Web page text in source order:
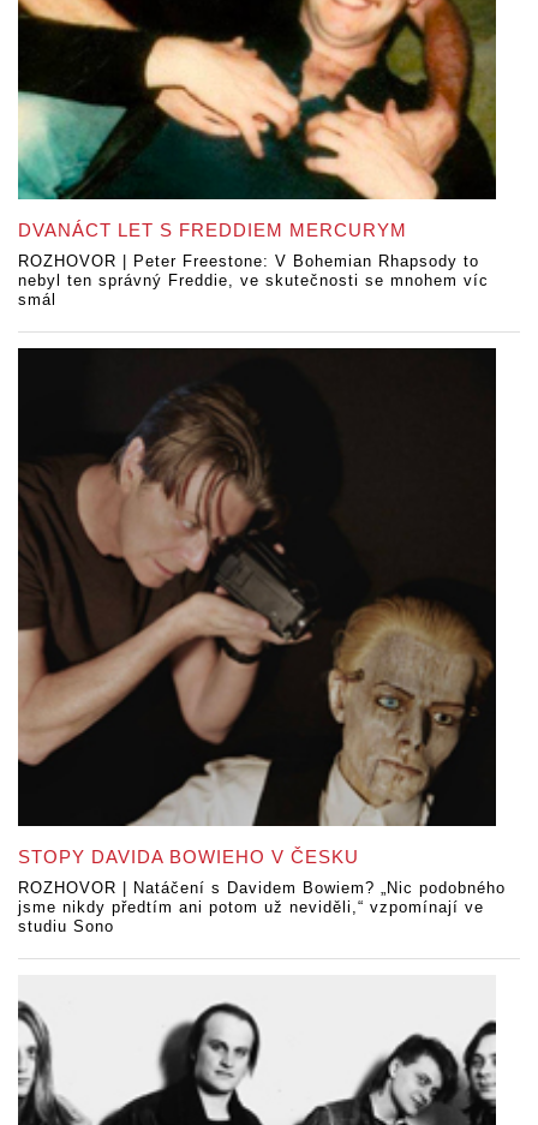
DVANÁCT LET S FREDDIEM MERCURYM
ROZHOVOR | Peter Freestone: V Bohemian Rhapsody to
nebyl ten správný Freddie, ve skutečnosti se mnohem víc
smál
STOPY DAVIDA BOWIEHO V ČESKU
ROZHOVOR | Natáčení s Davidem Bowiem? „Nic podobného
jsme nikdy předtím ani potom už neviděli,“ vzpomínají ve
studiu Sono